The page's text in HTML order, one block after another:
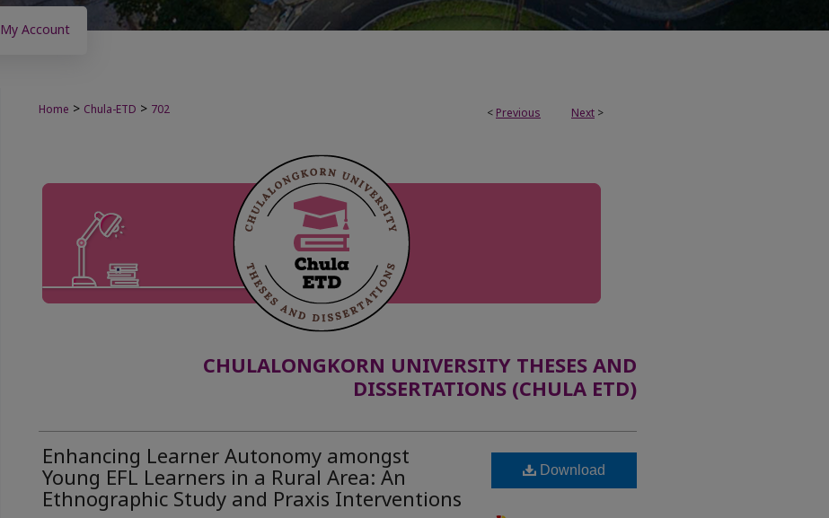
My Account
< Previous Next >
Home > Chula-ETD > 702
CHULALONGKORN UNIVERSITY THESES AND
DISSERTATIONS (CHULA ETD)
Enhancing Learner Autonomy amongst
Young EFL Learners in a Rural Area: An
Ethnographic Study and Praxis Interventions
Download